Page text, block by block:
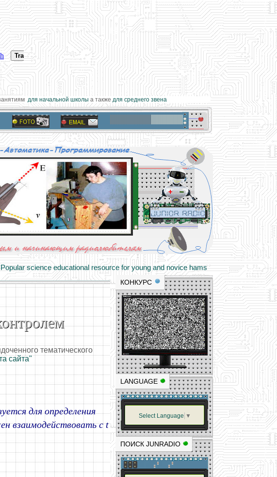
для начальной школыа такжедля среднего звена
science educational resource for young and novice hams
educational materials and professional experience
КОНКУРС
LANGUAGE
Select Language ▼
ПОИСК JUNRADIO
тематического
сайта"
для определения
взаимодействовать с t